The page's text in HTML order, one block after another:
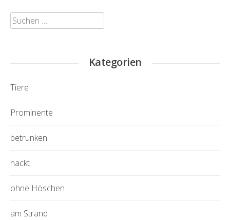
Suchen
nach:
Kategorien
Tiere
Prominente
betrunken
nackt
ohne Höschen
am Strand